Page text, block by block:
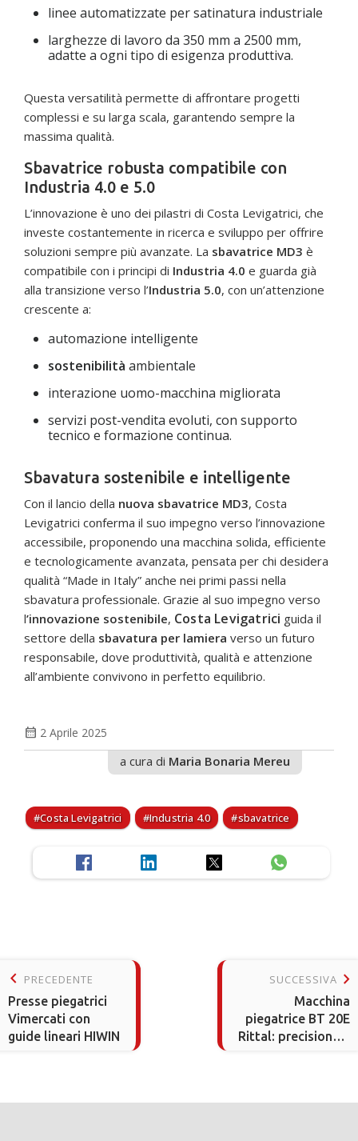
linee automatizzate per satinatura industriale
larghezze di lavoro da 350 mm a 2500 mm,
adatte a ogni tipo di esigenza produttiva.
Questa versatilità permette di affrontare progetti
complessi e su larga scala, garantendo sempre la
massima qualità.
Sbavatrice robusta compatibile con
Industria 4.0 e 5.0
L’innovazione è uno dei pilastri di Costa Levigatrici, che
investe costantemente in ricerca e sviluppo per offrire
soluzioni sempre più avanzate. La sbavatrice MD3 è
compatibile con i principi di Industria 4.0 e guarda già
alla transizione verso l’Industria 5.0, con un’attenzione
crescente a:
automazione intelligente
sostenibilità ambientale
interazione uomo-macchina migliorata
servizi post-vendita evoluti, con supporto
tecnico e formazione continua.
Sbavatura sostenibile e intelligente
Con il lancio della nuova sbavatrice MD3, Costa
Levigatrici conferma il suo impegno verso l’innovazione
accessibile, proponendo una macchina solida, efficiente
e tecnologicamente avanzata, pensata per chi desidera
qualità “Made in Italy” anche nei primi passi nella
sbavatura professionale. Grazie al suo impegno verso
l’innovazione sostenibile, Costa Levigatrici guida il
settore della sbavatura per lamiera verso un futuro
responsabile, dove produttività, qualità e attenzione
all’ambiente convivono in perfetto equilibrio.
calendar_month 2 Aprile 2025
a cura di Maria Bonaria Mereu
Costa Levigatrici Industria 4.0 sbavatrice
keyboard_arrow_left PRECEDENTE
Presse piegatrici
Vimercati con
guide lineari HIWIN
SUCCESSIVA keyboard_arrow_right
Macchina
piegatrice BT 20E
Rittal: precisione e